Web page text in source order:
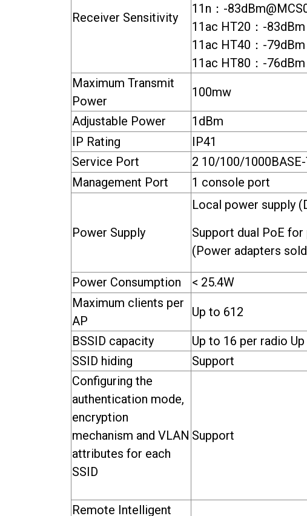
Receiver Sensitivity
11n：-
11ac HT20：-
11ac HT40：-
11ac HT80：-
Maximum Transmit
Power
100mw
Adjustable Power
1dBm
IP Rating
IP41
Service Port
2 10/100/
Management Port
1 console port
Power Supply
Local power supply
Support dual PoE
(Power adapters
Power Consumption
< 25.4W
Maximum clients per
AP
Up to 612
BSSID capacity
Up to 16 per radio
SSID hiding
Support
Configuring the
authentication mode,
encryption
mechanism and VLAN
attributes for each
SSID
Support
Remote Intelligent